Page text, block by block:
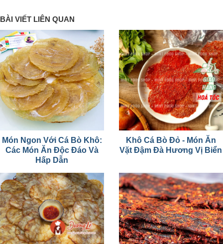
BÀI VIẾT LIÊN QUAN
Món Ngon Với Cá Bò Khô:
Các Món Ăn Độc Đáo Và
Hấp Dẫn
Khô Cá Bò Đỏ - Món Ăn
Vặt Đậm Đà Hương Vị Biển